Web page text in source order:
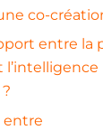
co-
entre la
l’intelligence
entre